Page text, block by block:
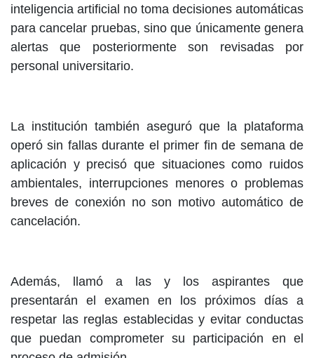
inteligencia artificial no toma decisiones automáticas
para cancelar pruebas, sino que únicamente genera
alertas que posteriormente son revisadas por
personal universitario.
La institución también aseguró que la plataforma
operó sin fallas durante el primer fin de semana de
aplicación y precisó que situaciones como ruidos
ambientales, interrupciones menores o problemas
breves de conexión no son motivo automático de
cancelación.
Además, llamó a las y los aspirantes que
presentarán el examen en los próximos días a
respetar las reglas establecidas y evitar conductas
que puedan comprometer su participación en el